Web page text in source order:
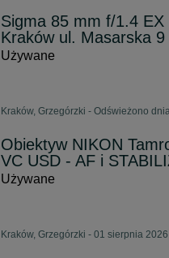
Sigma 85 mm f/1.4
Kraków ul. Masarska 9
Używane
Kraków, Grzegórzki - Odświeżono
Obiektyw NIKON
VC USD - AF i
Używane
Kraków, Grzegórzki - 01 sierpnia 2026